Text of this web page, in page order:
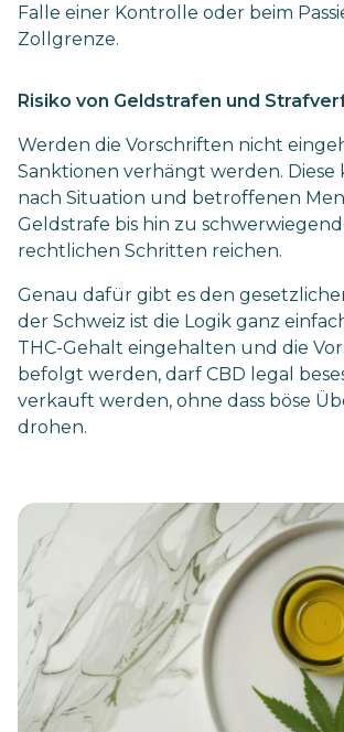
Falle einer Kontrolle oder beim
Zollgrenze.
Risiko von Geldstrafen und
Werden die Vorschriften nicht
Sanktionen verhängt werden. Diese
nach Situation und betroffenen
Geldstrafe bis hin zu
rechtlichen Schritten reichen.
Genau dafür gibt es den
der Schweiz ist die Logik ganz
THC-Gehalt eingehalten und die
befolgt werden, darf CBD legal
verkauft werden, ohne dass böse
drohen.